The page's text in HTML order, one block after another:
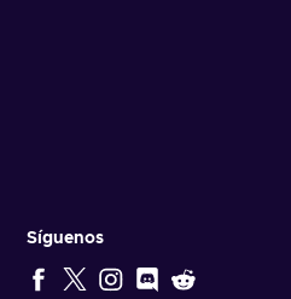
Síguenos